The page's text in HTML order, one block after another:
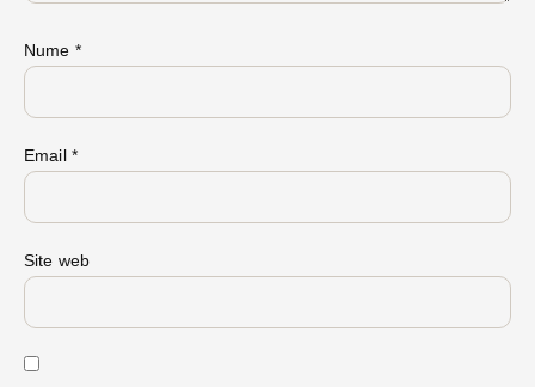
Nume *
Email *
Site web